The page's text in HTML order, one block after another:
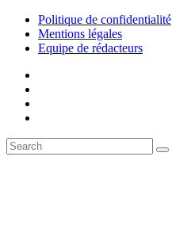
Politique de confidentialité
Mentions légales
Equipe de rédacteurs